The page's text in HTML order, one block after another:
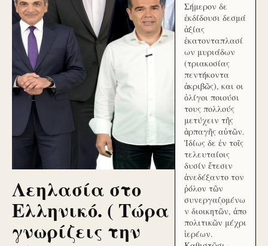
Λεηλασία στο
Ελληνικό. ( Τώρα
γνωρίζεις την
Σήμερον δε
ἐκδίδουσι δεσμά
ἀξίας
ἑκατονταπλασί
ων μυριάδων
(τριακοσίας
πεντήκοντα
ἀκριβῶς), και οι
ὀλίγοι ποιούσι
τους πολλούς
μετύχειν τῆς
ἁρπαγῆς αὐτῶν.
Ἰδίως δε ἐν τοῖς
τελευταίοις
δυσίν ἔτεσιν
ἀνεδέξαντο τον
ῥόλον τῶν
συνεργαζομένω
ν διοικητῶν, ἀπο
πολιτικῶν μέχρι
ἱερέων.